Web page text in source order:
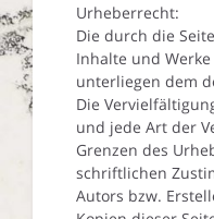
Urheberrecht:
Die durch die
Inhalte und
unterliegen dem
Die
und jede Art der
Grenzen des
schriftlichen
Autors bzw.